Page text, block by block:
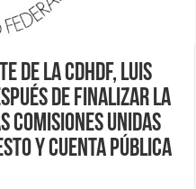
la CDHDF, Luis
de finalizar la
Comisiones Unidas
y Cuenta Pública